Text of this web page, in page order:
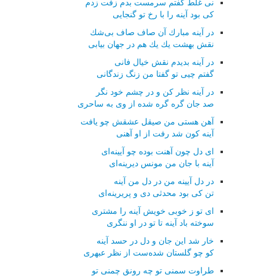
نی غلط گفتم سرمست بدم زفت زدم
كی بود آینه را با رخ تو گنجایی
در آینه مبارك آن صاف صاف بی‌شك
نقش بهشت یك یك هم در جهان بیابی
در آینه بدیدم نقش خیال فانی
گفتم چیی تو گفتا من زنگ زندگانی
در آینه نظر كن و در چشم خود نگر
صد جان گره گره شده از وی به ساحری
آهن هستی من صیقل عشقش چو یافت
آینه كون شد رفت از او آهنی
ای دل چون آهنت بوده چو آیینه‌ای
آینه با جان من مونس دیرینه‌ای
در دل آیینه من در دل من آینه
تن كی بود محدثی دی و پریرینه‌ای
ای تو ز خوبی خویش آینه را مشتری
سوخته باد آینه تا تو در او ننگری
خار شد این جان و دل در حسد آینه
كو چو گلستان شده‌ست از نظر عبهری
طراوت سمنی تو چه رونق چمنی تو